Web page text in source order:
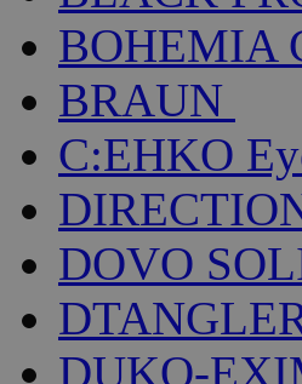
BOHEMIA
BRAUN
C:EHKO
DOVO
DUKO-